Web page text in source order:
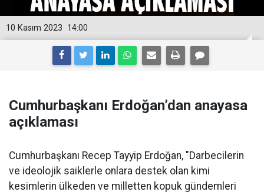
14:00
10 Kasım 2023
Cumhurbaşkanı Erdoğan’dan anayasa
açıklaması
Cumhurbaşkanı Recep Tayyip Erdoğan, "Darbecilerin
ve ideolojik saiklerle onlara destek olan kimi
kesimlerin ülkeden ve milletten kopuk gündemleri